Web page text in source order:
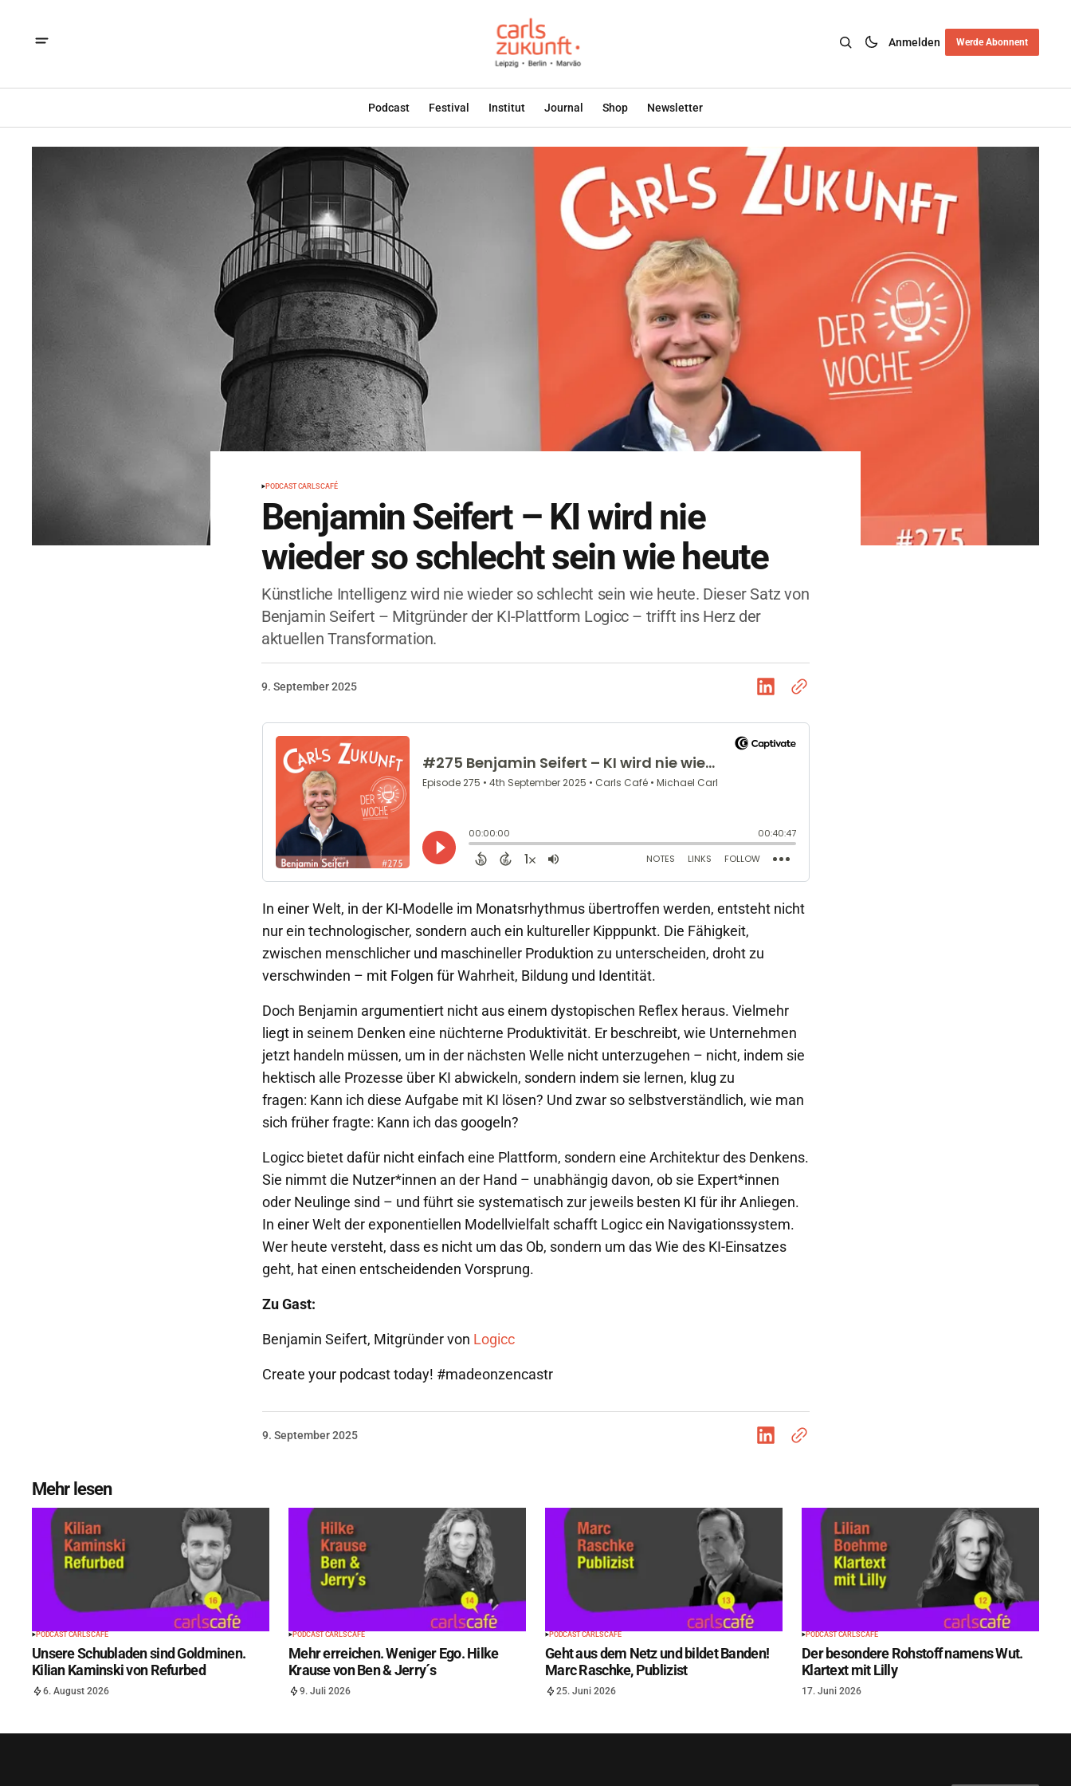
Anmelden Werde Abonnent
Podcast Festival Institut Journal Shop Newsletter
PODCAST CARLS CAFÉ
Benjamin Seifert – KI wird nie
wieder so schlecht sein wie heute
Künstliche Intelligenz wird nie wieder so schlecht sein wie heute. Dieser Satz von
Benjamin Seifert – Mitgründer der KI-Plattform Logicc – trifft ins Herz der
aktuellen Transformation.
9. September 2025
In einer Welt, in der KI-Modelle im Monatsrhythmus übertroffen werden, entsteht nicht
nur ein technologischer, sondern auch ein kultureller Kipppunkt. Die Fähigkeit,
zwischen menschlicher und maschineller Produktion zu unterscheiden, droht zu
verschwinden – mit Folgen für Wahrheit, Bildung und Identität.
Doch Benjamin argumentiert nicht aus einem dystopischen Reflex heraus. Vielmehr
liegt in seinem Denken eine nüchterne Produktivität. Er beschreibt, wie Unternehmen
jetzt handeln müssen, um in der nächsten Welle nicht unterzugehen – nicht, indem sie
hektisch alle Prozesse über KI abwickeln, sondern indem sie lernen, klug zu
fragen: Kann ich diese Aufgabe mit KI lösen? Und zwar so selbstverständlich, wie man
sich früher fragte: Kann ich das googeln?
Logicc bietet dafür nicht einfach eine Plattform, sondern eine Architektur des Denkens.
Sie nimmt die Nutzer*innen an der Hand – unabhängig davon, ob sie Expert*innen
oder Neulinge sind – und führt sie systematisch zur jeweils besten KI für ihr Anliegen.
In einer Welt der exponentiellen Modellvielfalt schafft Logicc ein Navigationssystem.
Wer heute versteht, dass es nicht um das Ob, sondern um das Wie des KI-Einsatzes
geht, hat einen entscheidenden Vorsprung.
Zu Gast:
Benjamin Seifert, Mitgründer von Logicc
Create your podcast today! #madeonzencastr
9. September 2025
Mehr lesen
PODCAST CARLS CAFÉ
Unsere Schubladen sind Goldminen.
Kilian Kaminski von Refurbed
6. August 2026
PODCAST CARLS CAFÉ
Mehr erreichen. Weniger Ego. Hilke
Krause von Ben & Jerry´s
9. Juli 2026
PODCAST CARLS CAFÉ
Geht aus dem Netz und bildet Banden!
Marc Raschke, Publizist
25. Juni 2026
PODCAST CARLS CAFÉ
Der besondere Rohstoff namens Wut.
Klartext mit Lilly
17. Juni 2026